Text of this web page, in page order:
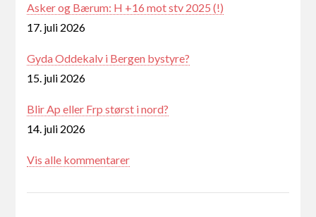
Asker og Bærum: H +16 mot stv 2025 (!)
17. juli 2026
Gyda Oddekalv i Bergen bystyre?
15. juli 2026
Blir Ap eller Frp størst i nord?
14. juli 2026
Vis alle kommentarer